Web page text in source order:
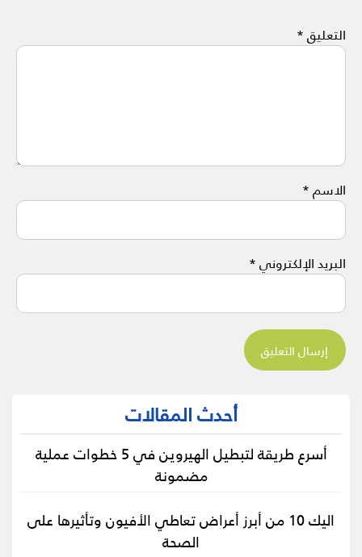
التعليق*
الاسم*
البريد الإلكتروني*
أحدث المقالات
أسرع طريقة لتبطيل الهيروين في 5 خطوات عملية
مضمونة
اليك 10 من أبرز أعراض تعاطي الأفيون وتأثيرها على
الصحة